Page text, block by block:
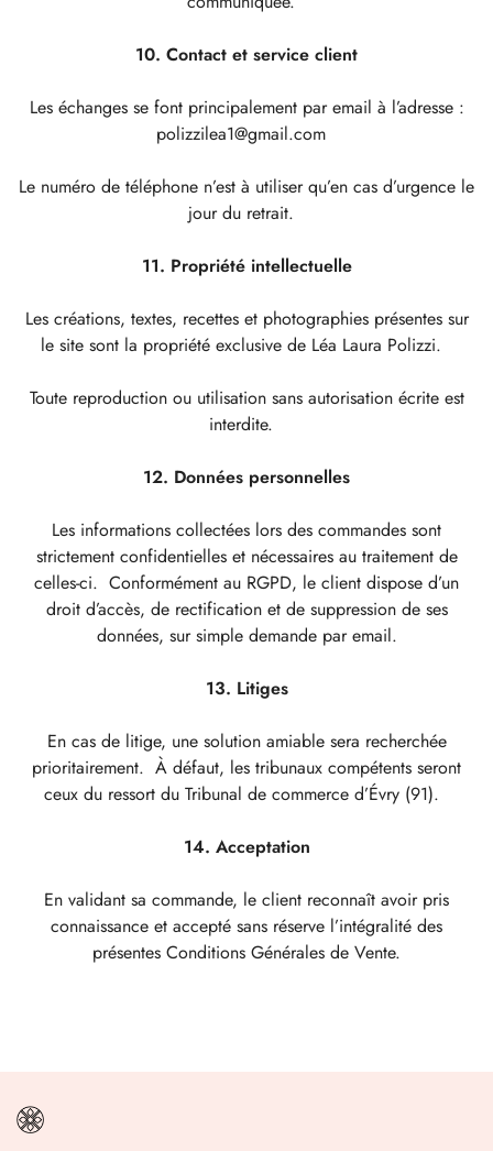
10. Contact et service client
Les échanges se font principalement par email à l’adresse :
polizzilea1@gmail.com
Le numéro de téléphone n’est à utiliser qu’en cas d’urgence le
jour du retrait.
11. Propriété intellectuelle
Les créations, textes, recettes et photographies présentes sur
le site sont la propriété exclusive de Léa Laura Polizzi.
Toute reproduction ou utilisation sans autorisation écrite est
interdite.
12. Données personnelles
Les informations collectées lors des commandes sont
strictement confidentielles et nécessaires au traitement de
celles-ci. Conformément au RGPD, le client dispose d’un
droit d’accès, de rectification et de suppression de ses
données, sur simple demande par email.
13. Litiges
En cas de litige, une solution amiable sera recherchée
prioritairement. À défaut, les tribunaux compétents seront
ceux du ressort du Tribunal de commerce d’Évry (91).
14. Acceptation
En validant sa commande, le client reconnaît avoir pris
connaissance et accepté sans réserve l’intégralité des
présentes Conditions Générales de Vente.